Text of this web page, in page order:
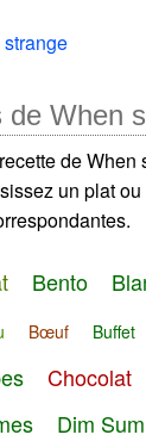
de When
de When
un plat
Bento
Bœuf Buffet
Chocolat
Dim Sum